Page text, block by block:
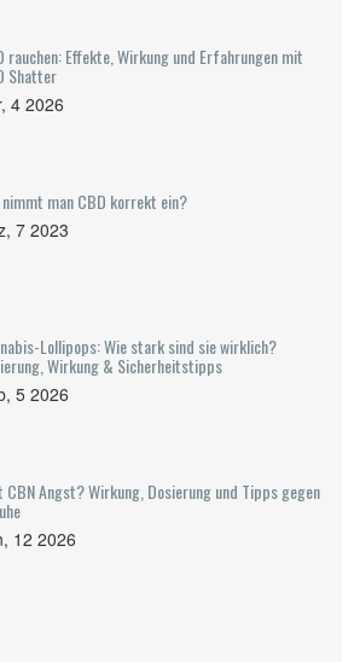
rauchen: Effekte, Wirkung und Erfahrungen mit
Shatter
4 2026
man CBD korrekt ein?
7 2023
Lollipops: Wie stark sind sie wirklich?
Wirkung & Sicherheitstipps
5 2026
CBN Angst? Wirkung, Dosierung und Tipps gegen
12 2026